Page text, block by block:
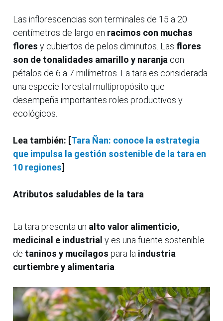
Las inflorescencias son terminales de 15 a 20
centímetros de largo en racimos con muchas
flores y cubiertos de pelos diminutos. Las flores
son de tonalidades amarillo y naranja con
pétalos de 6 a 7 milímetros. La tara es considerada
una especie forestal multipropósito que
desempeña importantes roles productivos y
ecológicos.
Lea también: [Tara Ñan: conoce la estrategia
que impulsa la gestión sostenible de la tara en
10 regiones]
Atributos saludables de la tara
La tara presenta un alto valor alimenticio,
medicinal e industrial y es una fuente sostenible
de taninos y mucílagos para la industria
curtiembre y alimentaria.